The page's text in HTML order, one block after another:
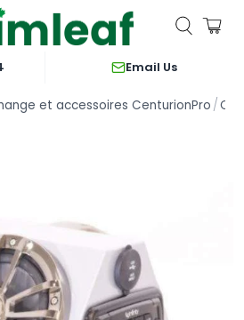
Email Us
et accessoires CenturionPro